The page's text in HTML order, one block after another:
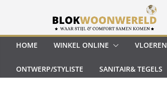
inhoudHOME WINKEL ONLINE VLOEREN
ONTWERP/STYLISTE SANITAIR& TEGELS